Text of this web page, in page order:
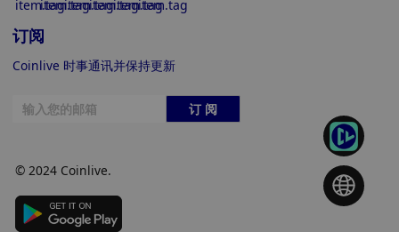
订阅
Coinlive 时事通讯并保持更新
订 阅
© 2024 Coinlive.